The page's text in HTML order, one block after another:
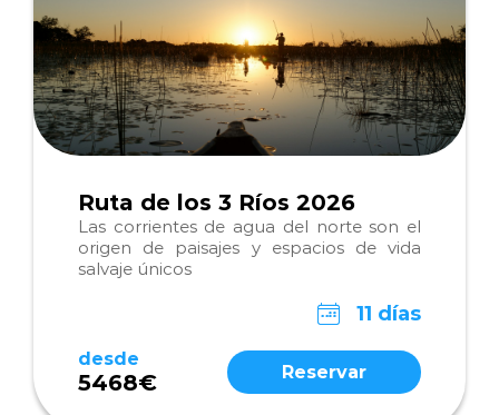
Ruta de los 3 Ríos 2026
Las corrientes de agua del norte son el
origen de paisajes y espacios de vida
salvaje únicos
11 días
desde
5468€ Reservar